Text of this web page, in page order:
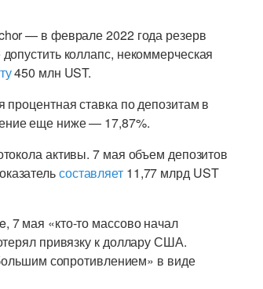
— в феврале 2022 года резерв
коллапс, некоммерческая
450 млн UST.
ставка по депозитам в
еще ниже — 17,87%.
активы. 7 мая объем депозитов
составляет11,77 млрд UST
7 мая «кто-то массово начал
привязку к доллару США.
сопротивлением» в виде